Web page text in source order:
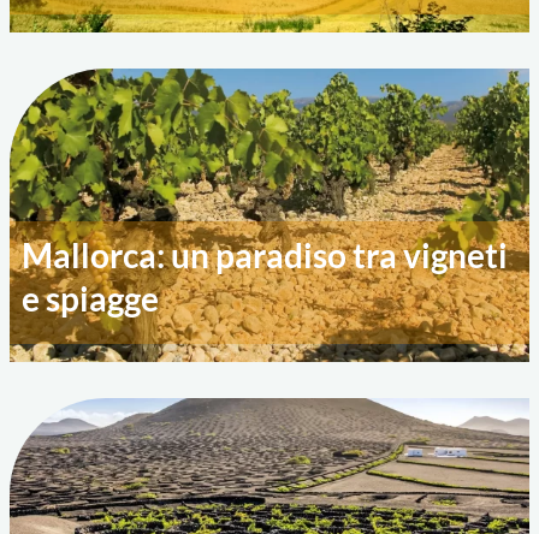
Mallorca: un paradiso tra vigneti
e spiagge